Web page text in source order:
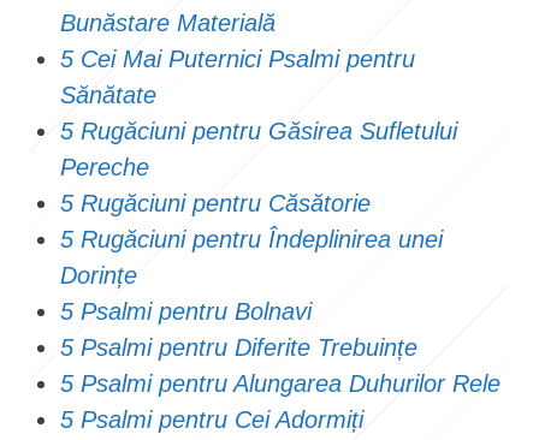
Bunăstare Materială
5 Cei Mai Puternici Psalmi pentru
Sănătate
5 Rugăciuni pentru Găsirea Sufletului
Pereche
5 Rugăciuni pentru Căsătorie
5 Rugăciuni pentru Îndeplinirea unei
Dorințe
5 Psalmi pentru Bolnavi
5 Psalmi pentru Diferite Trebuințe
5 Psalmi pentru Alungarea Duhurilor Rele
5 Psalmi pentru Cei Adormiți